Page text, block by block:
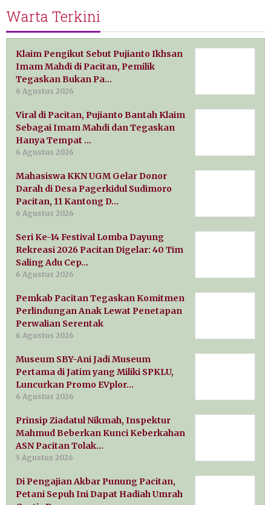
Warta Terkini
Klaim Pengikut Sebut Pujianto Ikhsan
Imam Mahdi di Pacitan, Pemilik
Tegaskan Bukan Pa…
6 Agustus 2026
Viral di Pacitan, Pujianto Bantah Klaim
Sebagai Imam Mahdi dan Tegaskan
Hanya Tempat …
6 Agustus 2026
Mahasiswa KKN UGM Gelar Donor
Darah di Desa Pagerkidul Sudimoro
Pacitan, 11 Kantong D…
6 Agustus 2026
Seri Ke-14 Festival Lomba Dayung
Rekreasi 2026 Pacitan Digelar: 40 Tim
Saling Adu Cep…
6 Agustus 2026
Pemkab Pacitan Tegaskan Komitmen
Perlindungan Anak Lewat Penetapan
Perwalian Serentak
6 Agustus 2026
Museum SBY-Ani Jadi Museum
Pertama di Jatim yang Miliki SPKLU,
Luncurkan Promo EVplor…
6 Agustus 2026
Prinsip Ziadatul Nikmah, Inspektur
Mahmud Beberkan Kunci Keberkahan
ASN Pacitan Tolak…
5 Agustus 2026
Di Pengajian Akbar Punung Pacitan,
Petani Sepuh Ini Dapat Hadiah Umrah